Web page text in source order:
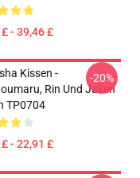
- 39,46 £
Kissen -
Rin Und Jaken
TP0704
- 22,91 £
-20%